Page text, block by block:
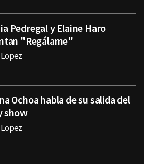
Pedregal y Elaine Haro
"Regálame"
Ochoa habla de su salida del
show